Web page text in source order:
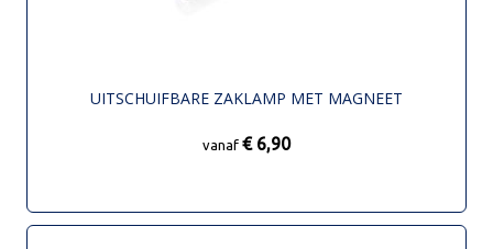
UITSCHUIFBARE ZAKLAMP MET MAGNEET
vanaf € 6,90